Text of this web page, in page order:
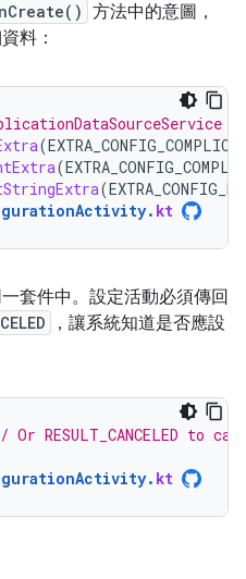
方法中的意圖，
料：
(
(
(
. kt
套件中。設定活動必須傳回
，讓系統知道是否應設
Or RESULT_CANCELED to
. kt